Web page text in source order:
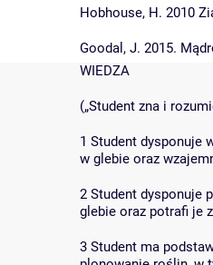
Hobhouse, H. 2010
Goodal, J. 2015.
WIEDZA
(„Student zna i
1 Student dysponuje
w glebie oraz
2 Student dysponuje
glebie oraz potrafi je
3 Student ma